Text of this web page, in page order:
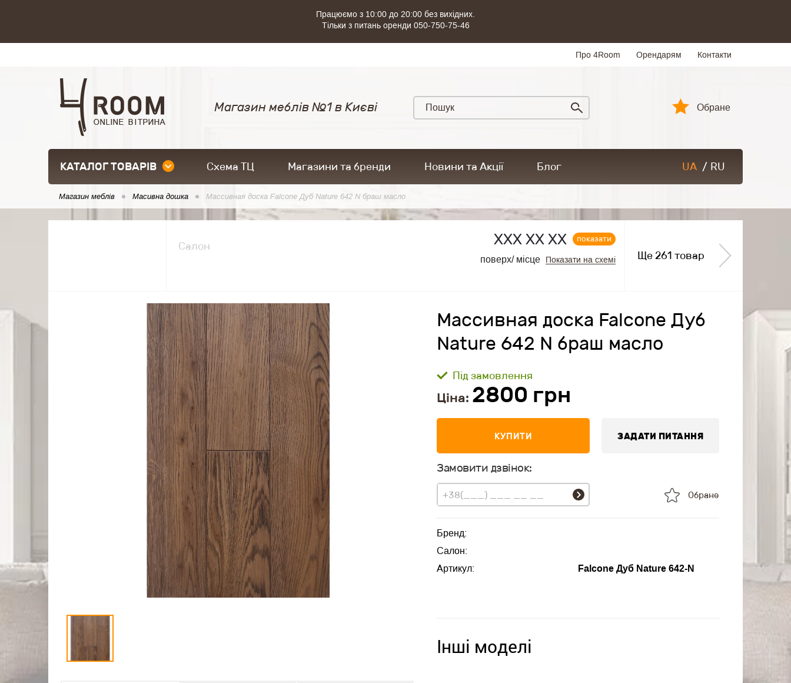
Працюємо з 10:00 до 20:00 без вихідних.
Тільки з питань оренди 050-750-75-46
Про 4Room Орендарям Контакти
Магазин меблів №1 в Києві Обране
КАТАЛОГ ТОВАРІВ Схема ТЦ Магазини та бренди Новини та Акції Блог UA / RU
Магазин меблів Масивна дошка Массивная доска Falcone Дуб Nature 642 N браш масло
Салон ХХХ ХХ ХХ показати
поверх/ місце Показати на схемі Ще 261 товар
Массивная доска Falcone Дуб
Nature 642 N браш масло
Під замовлення
Ціна: 2800 грн
КУПИТИ ЗАДАТИ ПИТАННЯ
Замовити дзвінок:
Обране
Бренд:
Салон:
Артикул:
Falcone Дуб Nature 642-N
Інші моделі